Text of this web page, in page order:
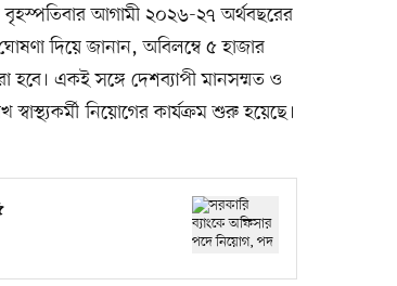
আগামী ২০২৬-২৭ অর্থবছরের
দিয়ে জানান, অবিলম্বে ৫ হাজার
হবে। একই সঙ্গে দেশব্যাপী মানসম্মত ও
নিয়োগের কার্যক্রম শুরু হয়েছে।